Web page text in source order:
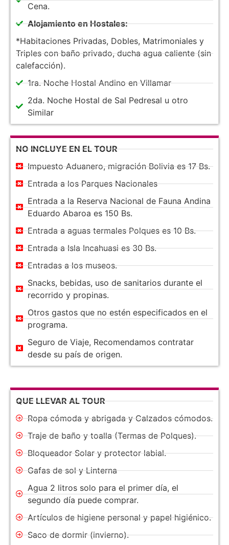
Cena.
Alojamiento en Hostales:
*Habitaciones Privadas, Dobles, Matrimoniales y
Triples con baño privado, ducha agua caliente (sin
calefacción).
1ra. Noche Hostal Andino en Villamar
2da. Noche Hostal de Sal Pedresal u otro
Similar
NO INCLUYE EN EL TOUR
Impuesto Aduanero, migración Bolivia es 17 Bs.
Entrada a los Parques Nacionales
Entrada a la Reserva Nacional de Fauna Andina
Eduardo Abaroa es 150 Bs.
Entrada a aguas termales Polques es 10 Bs.
Entrada a Isla Incahuasi es 30 Bs.
Entradas a los museos.
Snacks, bebidas, uso de sanitarios durante el
recorrido y propinas.
Otros gastos que no estén especificados en el
programa.
Seguro de Viaje, Recomendamos contratar
desde su país de origen.
QUE LLEVAR AL TOUR
Ropa cómoda y abrigada y Calzados cómodos.
Traje de baño y toalla (Termas de Polques).
Bloqueador Solar y protector labial.
Gafas de sol y Linterna
Agua 2 litros solo para el primer día, el
segundo día puede comprar.
Artículos de higiene personal y papel higiénico.
Saco de dormir (invierno).